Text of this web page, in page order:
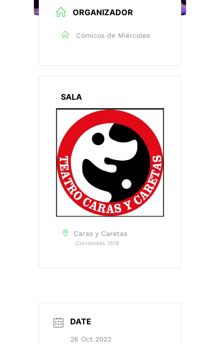
ORGANIZADOR
Cómicos de Miércoles
SALA
Caras y Caretas
Corrientes 1518
DATE
26 Oct 2022